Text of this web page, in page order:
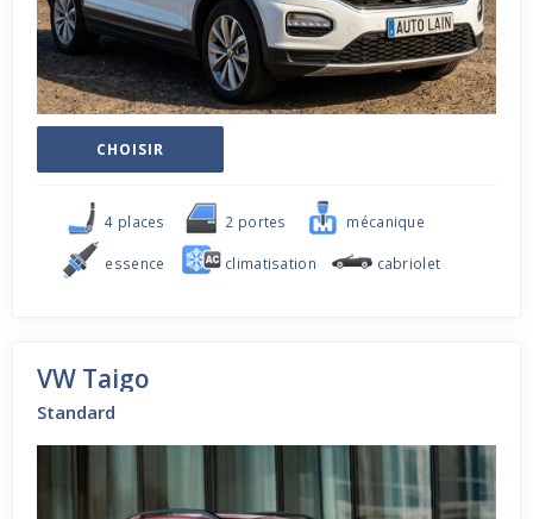
CHOISIR
4 places 2 portes mécanique
essence climatisation cabriolet
VW Taigo
Standard